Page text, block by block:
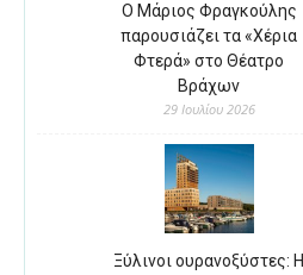
Ο Μάριος Φραγκούλης
παρουσιάζει τα «Χέρια
Φτερά» στο Θέατρο
Βράχων
29 Ιουλίου 2026
Ξύλινοι ουρανοξύστες: Η